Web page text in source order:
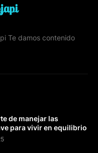
Te damos contenido
de manejar las
para vivir en equilibrio